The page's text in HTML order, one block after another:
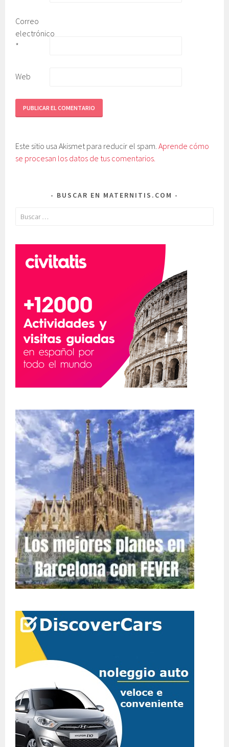
Correo
electrónico
*
Web
Este sitio usa Akismet para reducir el spam.Aprende cómo
se procesan los datos de tus comentarios.
BUSCAR EN MATERNITIS.COM
Buscar: